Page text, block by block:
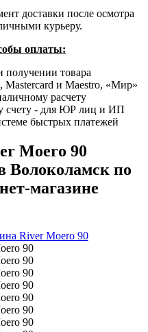
доставки после осмотра
курьеру.
оплаты:
товара
и Maestro, «Мир»
расчету
счету - для ЮР лиц и ИП
быстрых платежей
Moero 90
Волоколамск по
магазине